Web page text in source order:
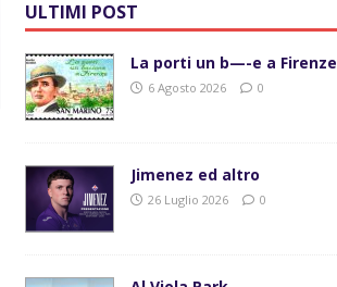
ULTIMI POST
La porti un b—-e a Firenze
6 Agosto 2026 0
Jimenez ed altro
26 Luglio 2026 0